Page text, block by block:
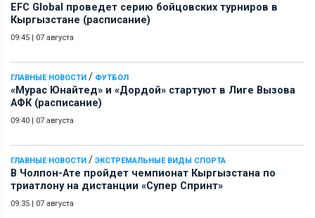
EFC Global проведет серию бойцовских турниров в
Кыргызстане (расписание)
09:45 | 07 августа
ГЛАВНЫЕ НОВОСТИ / ФУТБОЛ
«Мурас Юнайтед» и «Дордой» стартуют в Лиге Вызова
АФК (расписание)
09:40 | 07 августа
ГЛАВНЫЕ НОВОСТИ / ЭКСТРЕМАЛЬНЫЕ ВИДЫ СПОРТА
В Чолпон-Ате пройдет чемпионат Кыргызстана по
триатлону на дистанции «Супер Спринт»
09:35 | 07 августа